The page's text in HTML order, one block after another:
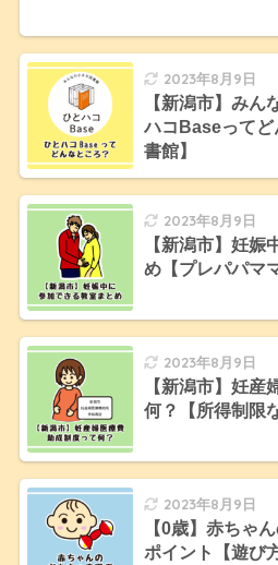
2023年8月9日
【新潟市】み
ハコBaseってど
書館】
2023年8月9日
【新潟市】妊娠
め【プレパパマ
2023年8月9日
【新潟市】妊産
何？【所得制限
2023年8月9日
【0歳】赤ちゃ
ポイント【遊び